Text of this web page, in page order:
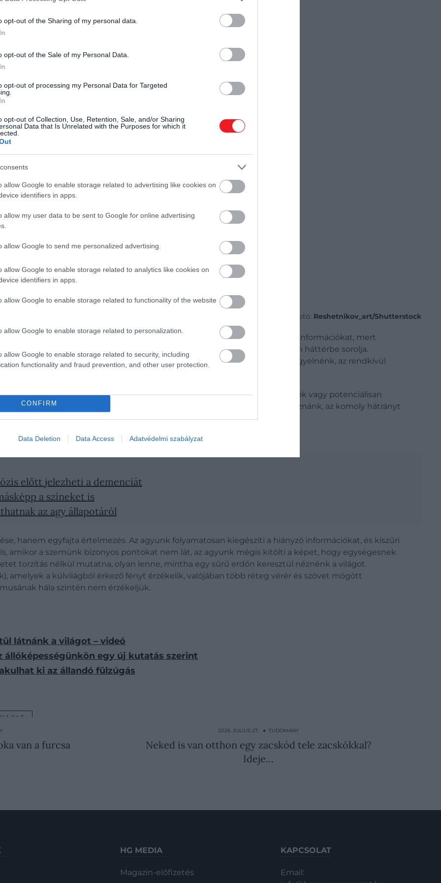
opt-out of the Sharing of my personal data.
opt-out of the Sale of my Personal Data.
opt-out of processing my Personal Data for Targeted
opt-out of Collection, Use, Retention, Sale, and/or Sharing
Data that Is Unrelated with the Purposes for which it
allow Google to enable storage related to advertising like cookies on
identifiers in apps.
allow my user data to be sent to Google for online advertising
allow Google to send me personalized advertising.
allow Google to enable storage related to analytics like cookies on
identifiers in apps.
allow Google to enable storage related to functionality of the website
allow Google to enable storage related to personalization.
allow Google to enable storage related to security, including
functionality and fraud prevention, and other user protection.
CONFIRM
Data Deletion Data Access Adatvédelmi szabályzat
Fotó: Reshetnikov_art/Shutterstock
rejlik. Az idegrendszerünk folyamatosan szűri az érzékszervi információkat, mert
állandó, változatlan ingereket – mint az orrunk látványa – automatikusan háttérbe sorolja.
a pislogásunkat vagy a szívverésünket. Ha minden ilyen ingerre figyelnénk, az rendkívül
tevékenységeinket.
agyunk inkább azokra a dolgokra koncentrál, amelyek változnak, váratlanok vagy potenciálisan
történő eseményekre. Ha folyamatosan az orrunkkal foglalkoznánk, az komoly hátrányt
előtt jelezheti a demenciát
a színeket is
az agy állapotáról
hanem egyfajta értelmezés. Az agyunk folyamatosan kiegészíti a hiányzó információkat, és kiszűri
is, amikor a szemünk bizonyos pontokat nem lát, az agyunk mégis kitölti a képet, hogy egységesnek
torzítás nélkül mutatna, olyan lenne, mintha egy sűrű erdőn keresztül néznénk a világot.
amelyek a külvilágból érkező fényt érzékelik, valójában több réteg vérér és szövet mögött
hála szintén nem érzékeljük.
látnánk a világot – videó
egy új kutatás szerint
ki az állandó fülzúgás
van a furcsa
2026. JÚLIUS 27. ● TUDOMÁNY
Neked is van otthon egy zacskód tele zacskókkal?
Ideje…
HG MEDIA
Magazin-előfizetés
KAPCSOLAT
Email: